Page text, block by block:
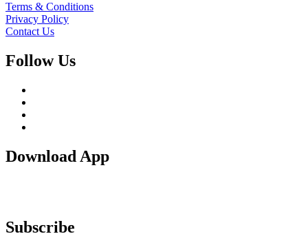
Terms & Conditions
Privacy Policy
Contact Us
Follow Us
Download App
Subscribe